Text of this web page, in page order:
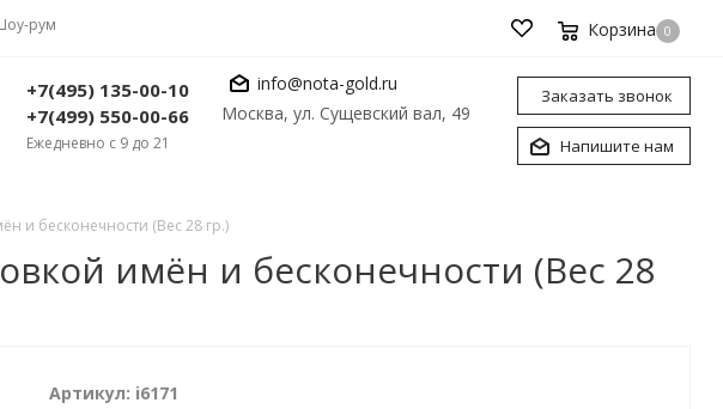
рум Корзина 0
+7(495) 135-00-10
+7(499) 550-00-66
Ежедневно с 9 до 21
info@nota-gold.ru
Москва, ул. Сущевский вал, 49
Заказать звонок
Напишите нам
и бесконечности (Вес 28 гр.)
имён и бесконечности (Вес 28
Артикул: i6171